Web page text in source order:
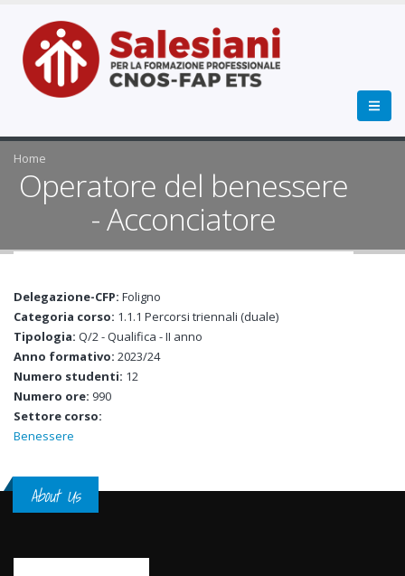
Home
Operatore del benessere
- Acconciatore
Delegazione-CFP: Foligno
Categoria corso: 1.1.1 Percorsi triennali (duale)
Tipologia: Q/2 - Qualifica - II anno
Anno formativo: 2023/24
Numero studenti: 12
Numero ore: 990
Settore corso:
Benessere
About Us